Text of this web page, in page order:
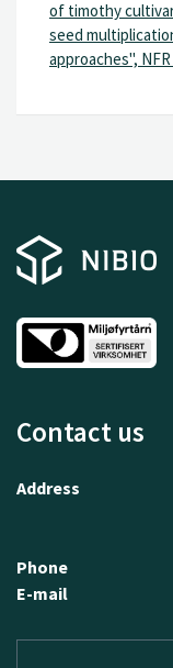
of timothy
seed
approaches",
Contact us
Address
Phone
E-mail